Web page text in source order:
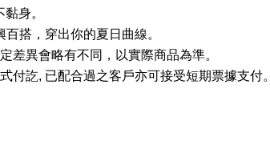
身。
，穿出你的夏日曲線。
差異會略有不同，以實際商品為準。
付訖, 已配合過之客戶亦可接受短期票據支付。